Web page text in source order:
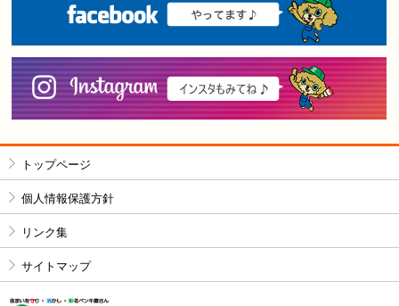
トップページ
個人情報保護方針
リンク集
サイトマップ